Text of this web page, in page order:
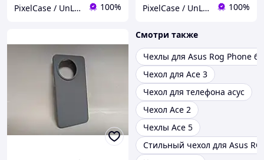
PixelCase / UnLockService 100% PixelCase / UnLockService 100%
Смотри также
Чехлы для Asus Rog Phone 6
Чехол для Ace 3
Чехол для телефона асус
Чехол Ace 2
Чехлы Ace 5
Стильный чехол для Asus